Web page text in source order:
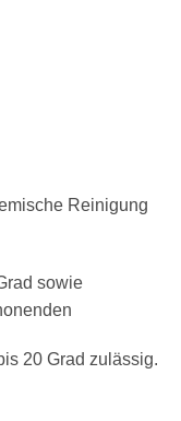
Reinigung
sowie
20 Grad zulässig.